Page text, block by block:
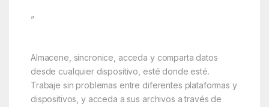
”
Almacene, sincronice, acceda y comparta datos
desde cualquier dispositivo, esté donde esté.
Trabaje sin problemas entre diferentes plataformas y
dispositivos, y acceda a sus archivos a través de